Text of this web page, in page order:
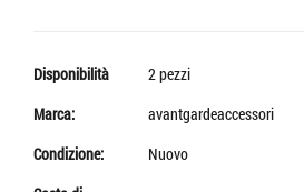
Disponibilità
2 pezzi
Marca:
avantgardeaccessori
Condizione:
Nuovo